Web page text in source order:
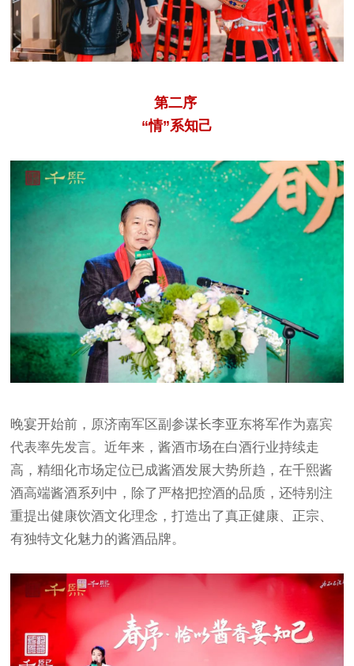
第二序
“情”系知己
晚宴开始前，原济南军区副参谋长李亚东将军作为嘉宾
代表率先发言。近年来，酱酒市场在白酒行业持续走
高，精细化市场定位已成酱酒发展大势所趋，在千熙酱
酒高端酱酒系列中，除了严格把控酒的品质，还特别注
重提出健康饮酒文化理念，打造出了真正健康、正宗、
有独特文化魅力的酱酒品牌。